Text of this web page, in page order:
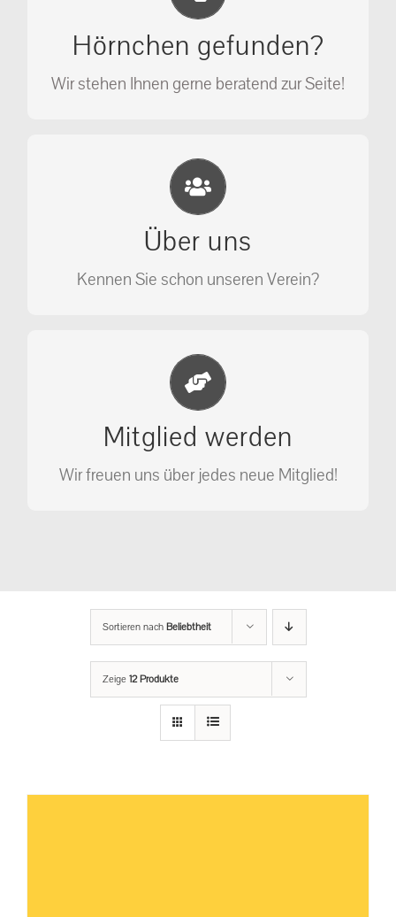
Hörnchen gefunden?
Wir stehen Ihnen gerne beratend zur Seite!
Ihr Anruf kann Leben retten!
Über uns
Kennen Sie schon unseren Verein?
Eichhörnchen Schutz e.V.
Wir sehen nicht weg, wir retten!
Mitglied werden
Wir freuen uns über jedes neue Mitglied!
Jetzt Mitglied werden
Unterstützen Sie unseren Verein als
Mitglied.
MITGLIED WERDEN
Sortieren nach Beliebtheit
Zeige 12 Produkte